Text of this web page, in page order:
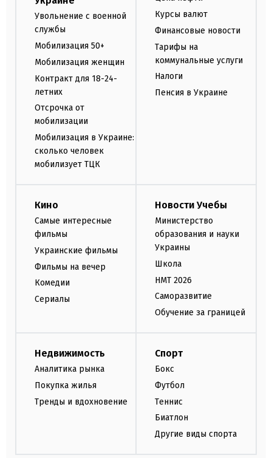
Увольнение с военной
службы
Мобилизация 50+
Мобилизация женщин
Контракт для 18-24-
летних
Отсрочка от
мобилизации
Мобилизация в Украине:
сколько человек
мобилизует ТЦК
Курсы валют
Финансовые новости
Тарифы на
коммунальные услуги
Налоги
Пенсия в Украине
Кино
Самые интересные
фильмы
Украинские фильмы
Фильмы на вечер
Комедии
Сериалы
Новости Учебы
Министерство
образования и науки
Украины
Школа
НМТ 2026
Саморазвитие
Обучение за границей
Недвижимость
Аналитика рынка
Покупка жилья
Тренды и вдохновение
Спорт
Бокс
Футбол
Теннис
Биатлон
Другие виды спорта